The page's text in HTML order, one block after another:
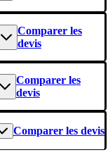
Comparer les
devis
Comparer les
devis
Comparer les devis